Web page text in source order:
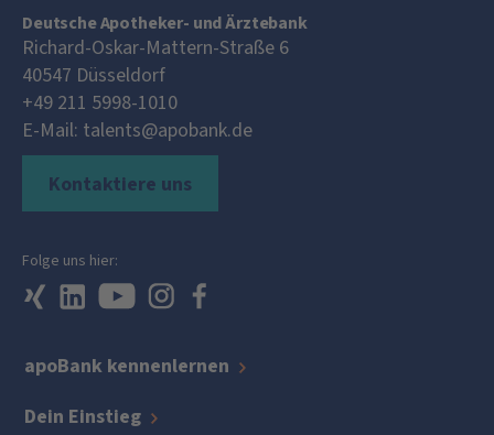
Deutsche Apotheker- und Ärztebank
Richard-Oskar-Mattern-Straße 6
40547 Düsseldorf
+49 211 5998-1010
E-Mail: talents@apobank.de
apoBank kennenlernen
Dein Einstieg
Kontaktiere uns
Folge uns hier: